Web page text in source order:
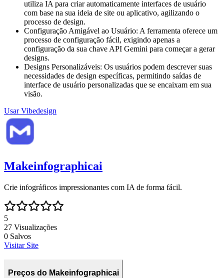
utiliza IA para criar automaticamente interfaces de usuário
com base na sua ideia de site ou aplicativo, agilizando o
processo de design.
Configuração Amigável ao Usuário: A ferramenta oferece um
processo de configuração fácil, exigindo apenas a
configuração da sua chave API Gemini para começar a gerar
designs.
Designs Personalizáveis: Os usuários podem descrever suas
necessidades de design específicas, permitindo saídas de
interface de usuário personalizadas que se encaixam em sua
visão.
Usar Vibedesign
Makeinfographicai
Crie infográficos impressionantes com IA de forma fácil.
5
27 Visualizações
0 Salvos
Visitar Site
Preços do Makeinfographicai